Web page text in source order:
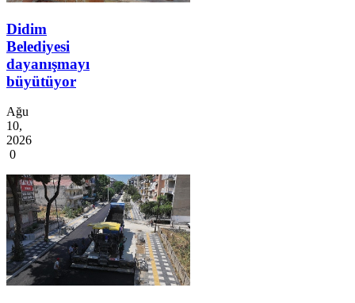
Didim
Belediyesi
dayanışmayı
büyütüyor
Ağu
10,
2026
0